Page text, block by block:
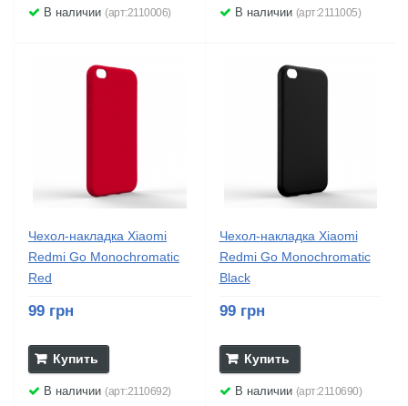
В наличии (арт:2110006) В наличии (арт:2111005)
Чехол-накладка Xiaomi
Redmi Go Monochromatic
Red
99 грн
Купить
В наличии (арт:2110692)
Чехол-накладка Xiaomi
Redmi Go Monochromatic
Black
99 грн
Купить
В наличии (арт:2110690)